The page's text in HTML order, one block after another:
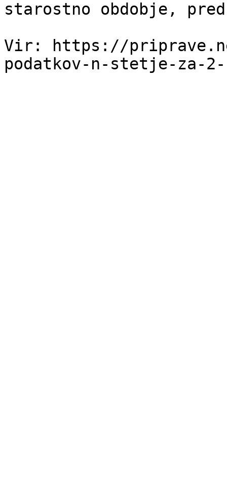
starostno obdobje,
Vir: https://